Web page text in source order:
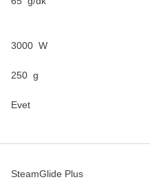
3000 W
250 g
Evet
SteamGlide Plus